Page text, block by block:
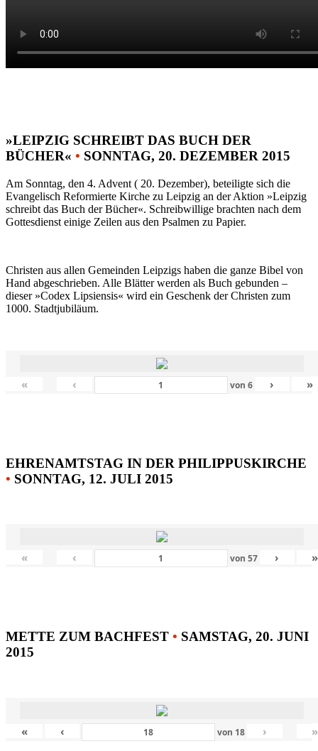
»LEIPZIG SCHREIBT DAS BUCH DER
BÜCHER« • SONNTAG, 20. DEZEMBER 2015
Am Sonntag, den 4. Advent ( 20. Dezember), beteiligte sich die
Evangelisch Reformierte Kirche zu Leipzig an der Aktion »Leipzig
schreibt das Buch der Bücher«. Schreibwillige brachten nach dem
Gottesdienst einige Zeilen aus den Psalmen zu Papier.
Christen aus allen Gemeinden Leipzigs haben die ganze Bibel von
Hand abgeschrieben. Alle Blätter werden als Buch gebunden –
dieser »Codex Lipsiensis« wird ein Geschenk der Christen zum
1000. Stadtjubiläum.
« ‹ von 6 › »
EHRENAMTSTAG IN DER PHILIPPUSKIRCHE
• SONNTAG, 12. JULI 2015
« ‹ von 57 › »
METTE ZUM BACHFEST • SAMSTAG, 20. JUNI
2015
« ‹ von 18 › »